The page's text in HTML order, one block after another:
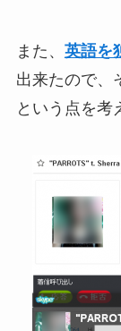
また、 英語を
出来たので、
という点を考